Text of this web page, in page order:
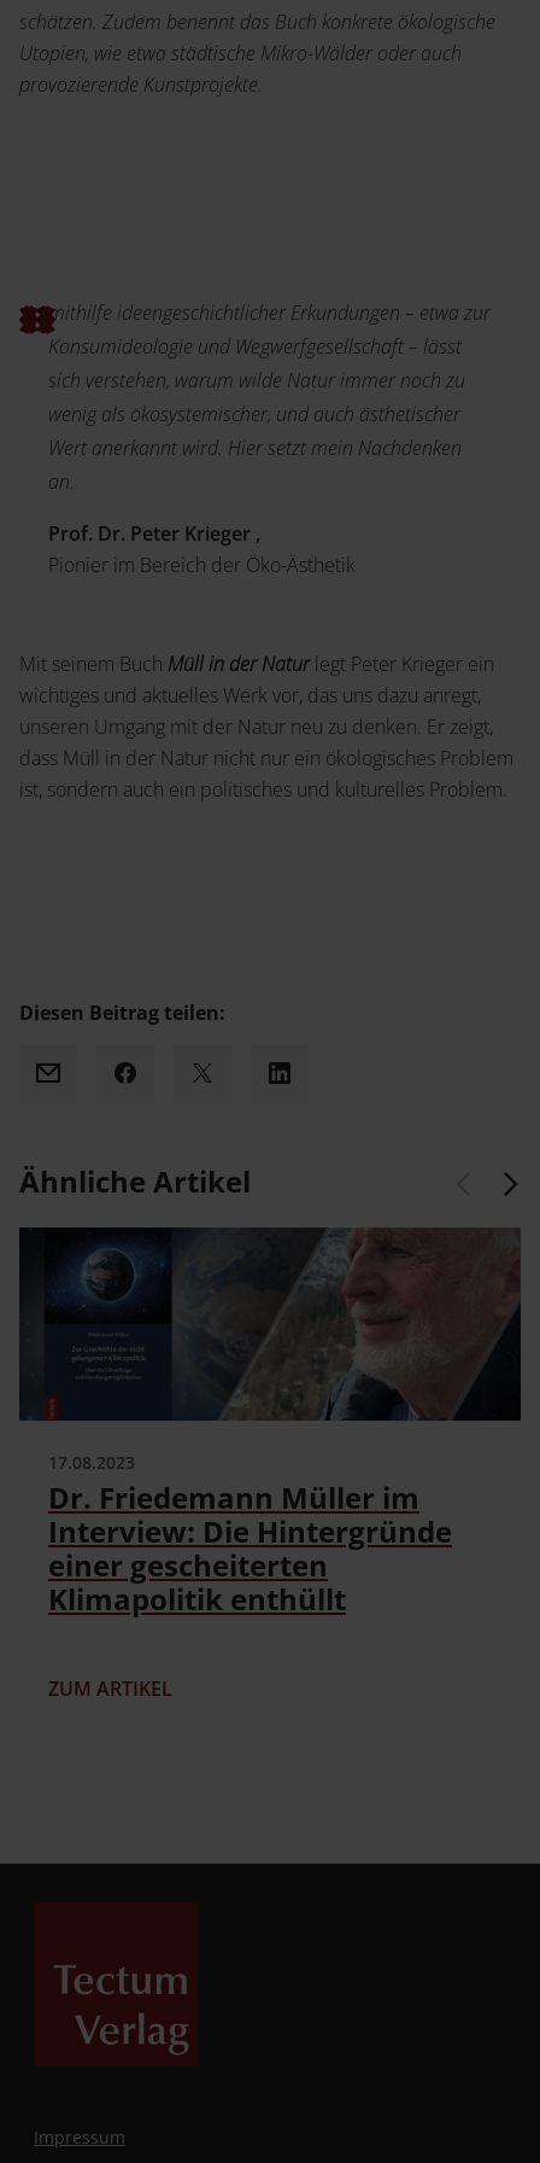
schätzen. Zudem benennt das Buch konkrete ökologische
Utopien, wie etwa städtische Mikro-Wälder oder auch
provozierende Kunstprojekte.
mithilfe ideengeschichtlicher Erkundungen – etwa zur
Konsumideologie und Wegwerfgesellschaft – lässt
sich verstehen, warum wilde Natur immer noch zu
wenig als ökosystemischer, und auch ästhetischer
Wert anerkannt wird. Hier setzt mein Nachdenken
an.
Prof. Dr. Peter Krieger ,
Pionier im Bereich der Öko-Ästhetik
Mit seinem Buch Müll in der Naturlegt Peter Krieger ein
wichtiges und aktuelles Werk vor, das uns dazu anregt,
unseren Umgang mit der Natur neu zu denken. Er zeigt,
dass Müll in der Natur nicht nur ein ökologisches Problem
ist, sondern auch ein politisches und kulturelles Problem.
Diesen Beitrag teilen:
Mail Facebook
X LinkedIn
Ähnliche Artikel
17.08.2023
Dr. Friedemann Müller im
Interview: Die Hintergründe
einer gescheiterten
Klimapolitik enthüllt
ZUM ARTIKEL
Impressum